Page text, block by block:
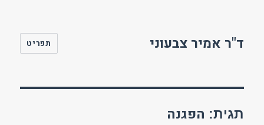
ד"ר אמיר צבעוני תפריט
תגית: הפגנה